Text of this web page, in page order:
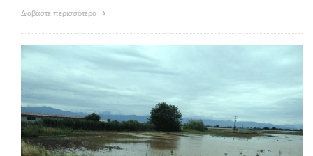
Διαβάστε περισσότερα